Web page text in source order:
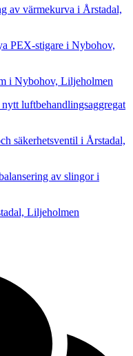
av värmekurva i Årstadal,
PEX-stigare i Nybohov,
i Nybohov, Liljeholmen
luftbehandlingsaggregat
säkerhetsventil i Årstadal,
av slingor i
Liljeholmen